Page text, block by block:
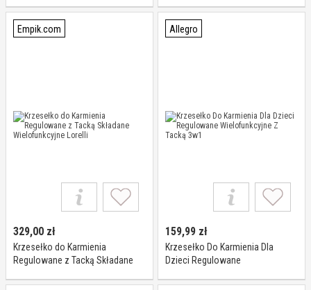
Empik.com
329,00 zł
Krzesełko do Karmienia
Regulowane z Tacką Składane
Allegro
159,99 zł
Krzesełko Do Karmienia Dla
Dzieci Regulowane